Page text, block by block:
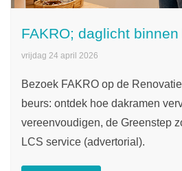
FAKRO; daglicht
vrijdag 24 april 2026
Bezoek FAKRO op de
beurs: ontdek hoe dakramen
vereenvoudigen, de Greenstep
LCS service (advertorial).